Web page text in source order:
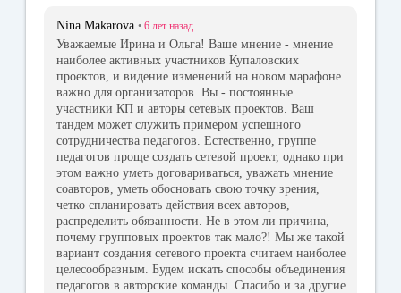
Nina Makarova • 6 лет назад
Уважаемые Ирина и Ольга! Ваше мнение - мнение
наиболее активных участников Купаловских
проектов, и видение изменений на новом марафоне
важно для организаторов. Вы - постоянные
участники КП и авторы сетевых проектов. Ваш
тандем может служить примером успешного
сотрудничества педагогов. Естественно, группе
педагогов проще создать сетевой проект, однако при
этом важно уметь договариваться, уважать мнение
соавторов, уметь обосновать свою точку зрения,
четко спланировать действия всех авторов,
распределить обязанности. Не в этом ли причина,
почему групповых проектов так мало?! Мы же такой
вариант создания сетевого проекта считаем наиболее
целесообразным. Будем искать способы объединения
педагогов в авторские команды. Спасибо и за другие